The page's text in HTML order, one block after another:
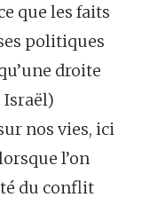
que les faits
politiques
droite
Israël)
nos vies, ici
l’on
du conflit